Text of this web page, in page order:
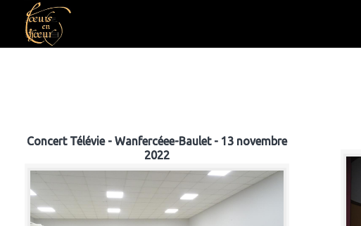
Concert Télévie - Wanfercéee-Baulet - 13 novembre
2022